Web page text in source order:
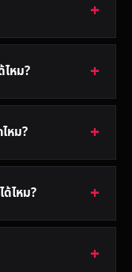
หม?
หม?
ไหม?